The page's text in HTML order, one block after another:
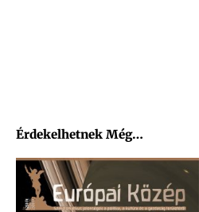
Érdekelhetnek Még…